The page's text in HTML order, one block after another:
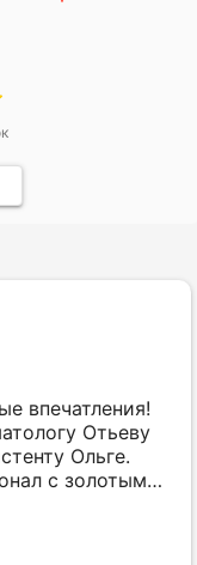
впечатления!
Отьеву
Ольге.
с золотыми
и при этом
— невероятно
заботится о